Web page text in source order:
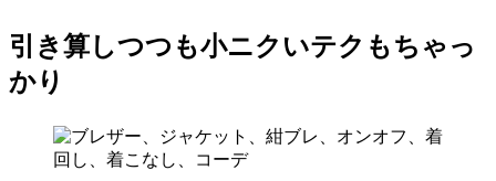
引き算しつつも小ニクいテクもちゃっ
かり